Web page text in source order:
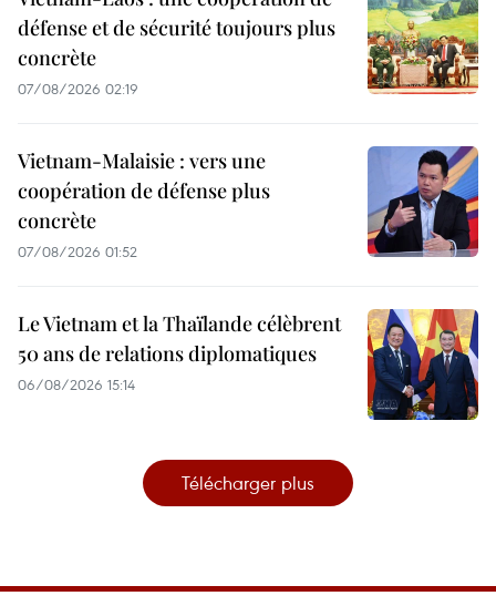
défense et de sécurité toujours plus
concrète
07/08/2026 02:19
Vietnam-Malaisie : vers une
coopération de défense plus
concrète
07/08/2026 01:52
Le Vietnam et la Thaïlande célèbrent
50 ans de relations diplomatiques
06/08/2026 15:14
Télécharger plus